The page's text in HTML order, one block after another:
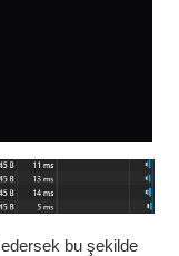
bu şekilde